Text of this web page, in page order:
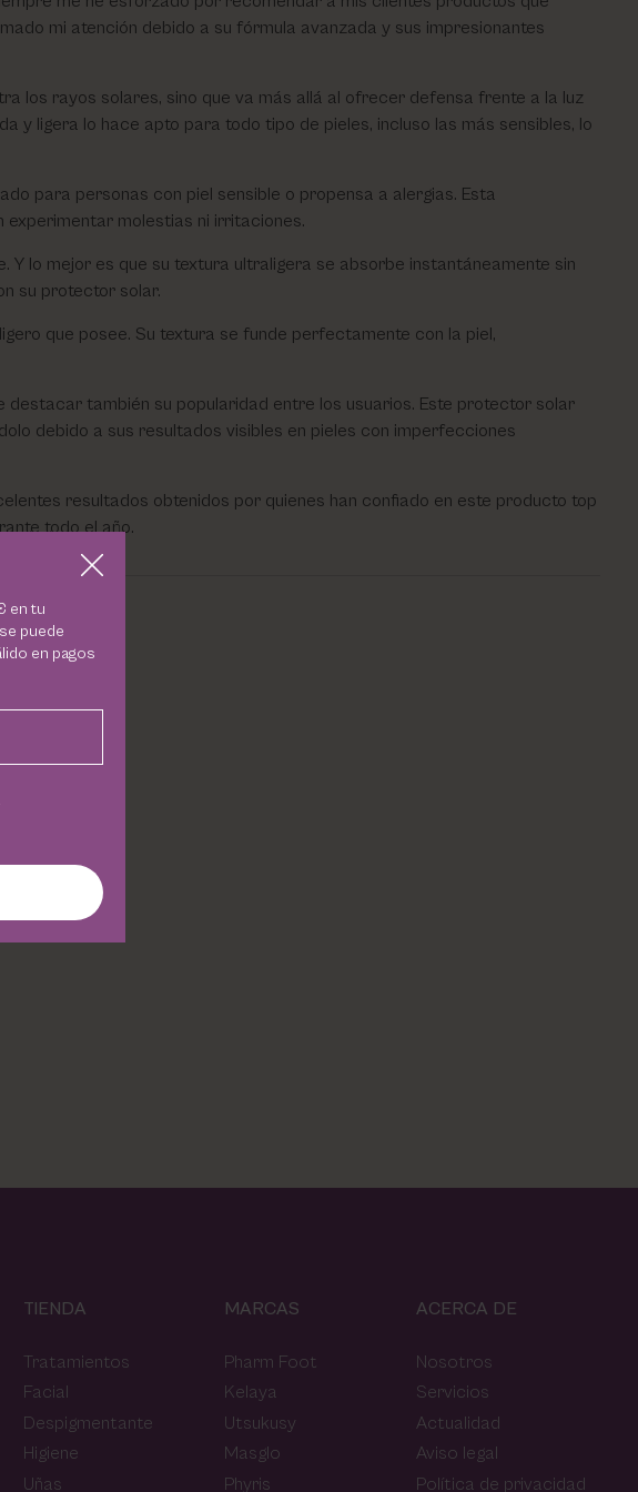
mi atención debido a su fórmula avanzada y sus impresionantes
los rayos solares, sino que va más allá al ofrecer defensa frente a la luz
y ligera lo hace apto para todo tipo de pieles, incluso las más sensibles, lo
para personas con piel sensible o propensa a alergias. Esta
molestias ni irritaciones.
lo mejor es que su textura ultraligera se absorbe instantáneamente sin
su protector solar.
que posee. Su textura se funde perfectamente con la piel,
también su popularidad entre los usuarios. Este protector solar
debido a sus resultados visibles en pieles con imperfecciones
resultados obtenidos por quienes han confiado en este producto top
todo el año.
TIENDA
Tratamientos
Facial
Despigmentante
Higiene
Uñas
MARCAS
Pharm Foot
Kelaya
Utsukusy
Masglo
Phyris
ACERCA DE
Nosotros
Servicios
Actualidad
Aviso legal
Política de privacidad
en tu
puede
en pagos